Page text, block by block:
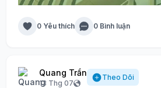
0 Yêu thích 0 Bình luận
Quang Trần
13 Thg 07
Theo Dõi